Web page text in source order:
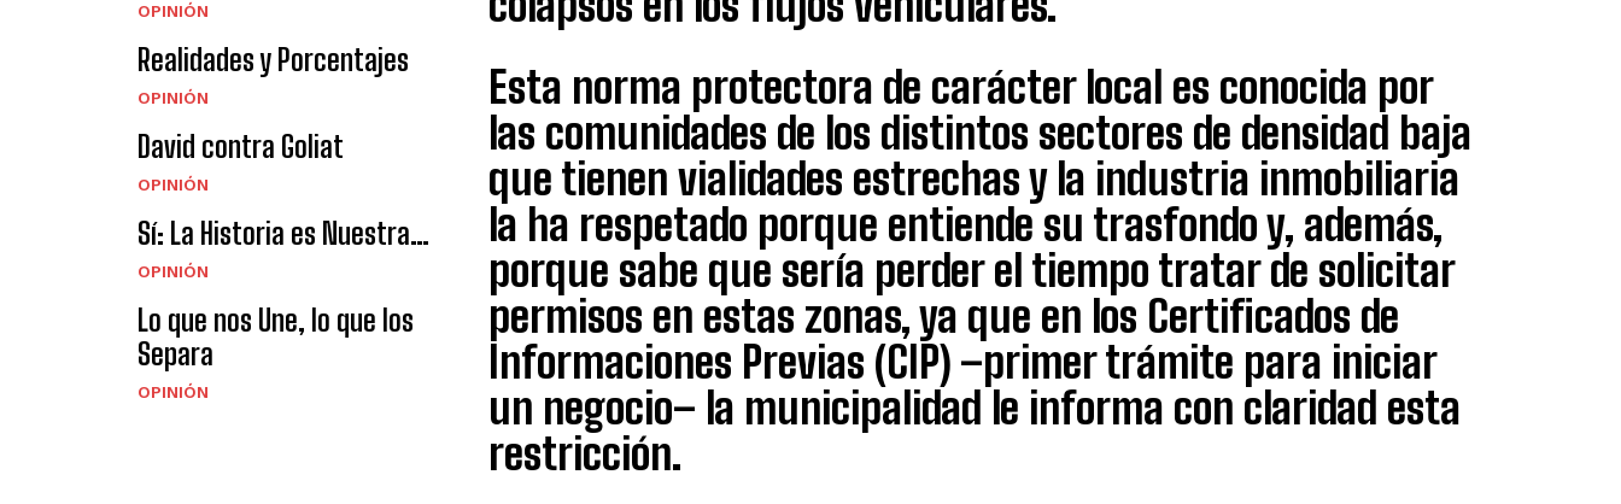
OPINIÓN
Realidades y Porcentajes
OPINIÓN
David contra Goliat
OPINIÓN
Sí: La Historia es Nuestra…
OPINIÓN
Lo que nos Une, lo que los
Separa
OPINIÓN
Esta norma protectora de carácter local es conocida por
las comunidades de los distintos sectores de densidad baja
que tienen vialidades estrechas y la industria inmobiliaria
la ha respetado porque entiende su trasfondo y, además,
porque sabe que sería perder el tiempo tratar de solicitar
permisos en estas zonas, ya que en los Certificados de
Informaciones Previas (CIP) –primer trámite para iniciar
un negocio– la municipalidad le informa con claridad esta
restricción.